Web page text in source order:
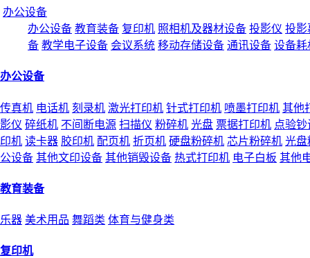
办公设备
办公设备 教育装备 复印机 照相机及器材设备 投影仪 投影
备 教学电子设备 会议系统 移动存储设备 通讯设备 设备耗
办公设备
传真机 电话机 刻录机 激光打印机 针式打印机 喷墨打印机 其他
影仪 碎纸机 不间断电源 扫描仪 粉碎机 光盘 票据打印机 点验钞
印机 读卡器 胶印机 配页机 折页机 硬盘粉碎机 芯片粉碎机 光盘
公设备 其他文印设备 其他销毁设备 热式打印机 电子白板 其他
教育装备
乐器 美术用品 舞蹈类 体育与健身类
复印机